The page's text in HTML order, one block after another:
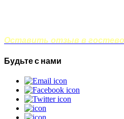
Оставить отзыв в
Будьте с нами